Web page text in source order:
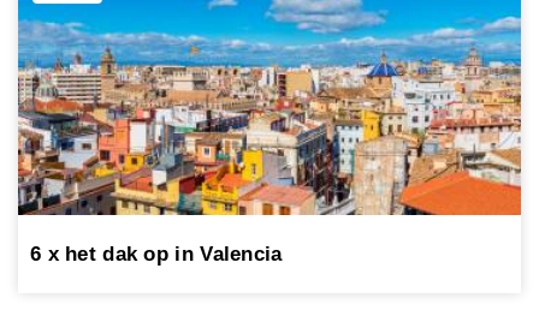
6 x het dak op in Valencia